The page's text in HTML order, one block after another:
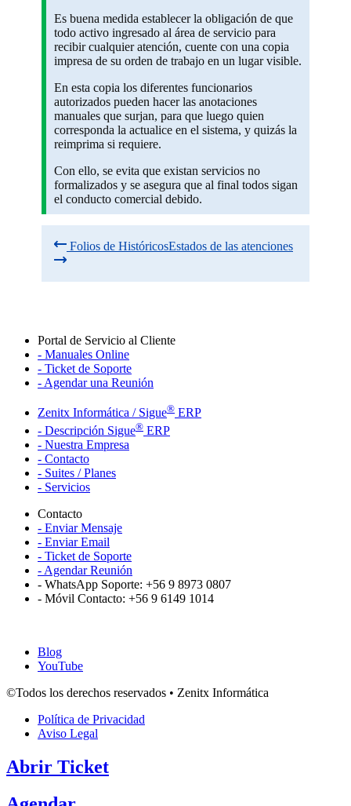
Es buena medida establecer la obligación de que
todo activo ingresado al área de servicio para
recibir cualquier atención, cuente con una copia
impresa de su orden de trabajo en un lugar visible.
En esta copia los diferentes funcionarios
autorizados pueden hacer las anotaciones
manuales que surjan, para que luego quien
corresponda la actualice en el sistema, y quizás la
reimprima si requiere.
Con ello, se evita que existan servicios no
formalizados y se asegura que al final todos sigan
el conducto comercial debido.
Folios de HistóricosEstados de las atenciones
Portal de Servicio al Cliente
- Manuales Online
- Ticket de Soporte
- Agendar una Reunión
Zenitx Informática / Sigue® ERP
- Descripción Sigue® ERP
- Nuestra Empresa
- Contacto
- Suites / Planes
- Servicios
Contacto
- Enviar Mensaje
- Enviar Email
- Ticket de Soporte
- Agendar Reunión
- WhatsApp Soporte: +56 9 8973 0807
- Móvil Contacto: +56 9 6149 1014
Blog
YouTube
©Todos los derechos reservados • Zenitx Informática
Política de Privacidad
Aviso Legal
Abrir Ticket